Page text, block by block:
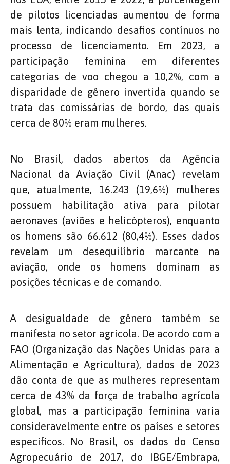
de pilotos licenciadas aumentou de forma
mais lenta, indicando desafios contínuos no
processo de licenciamento. Em 2023, a
participação feminina em diferentes
categorias de voo chegou a 10,2%, com a
disparidade de gênero invertida quando se
trata das comissárias de bordo, das quais
cerca de 80% eram mulheres.
No Brasil, dados abertos da Agência
Nacional da Aviação Civil (Anac) revelam
que, atualmente, 16.243 (19,6%) mulheres
possuem habilitação ativa para pilotar
aeronaves (aviões e helicópteros), enquanto
os homens são 66.612 (80,4%). Esses dados
revelam um desequilíbrio marcante na
aviação, onde os homens dominam as
posições técnicas e de comando.
A desigualdade de gênero também se
manifesta no setor agrícola. De acordo com a
FAO (Organização das Nações Unidas para a
Alimentação e Agricultura), dados de 2023
dão conta de que as mulheres representam
cerca de 43% da força de trabalho agrícola
global, mas a participação feminina varia
consideravelmente entre os países e setores
específicos. No Brasil, os dados do Censo
Agropecuário de 2017, do IBGE/Embrapa,